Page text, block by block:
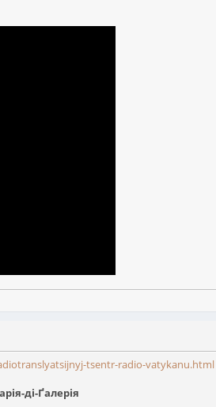
tsentr-radio-vatykanu.html
ді-Ґалерія